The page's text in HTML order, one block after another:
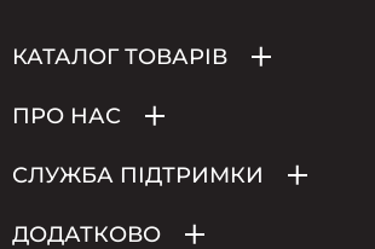
КАТАЛОГ ТОВАРІВ
ПРО НАС
СЛУЖБА ПІДТРИМКИ
ДОДАТКОВО